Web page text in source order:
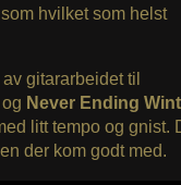
hvilket som helst
gitararbeidet til
og Never Ending
litt tempo og gnist.
der kom godt med.